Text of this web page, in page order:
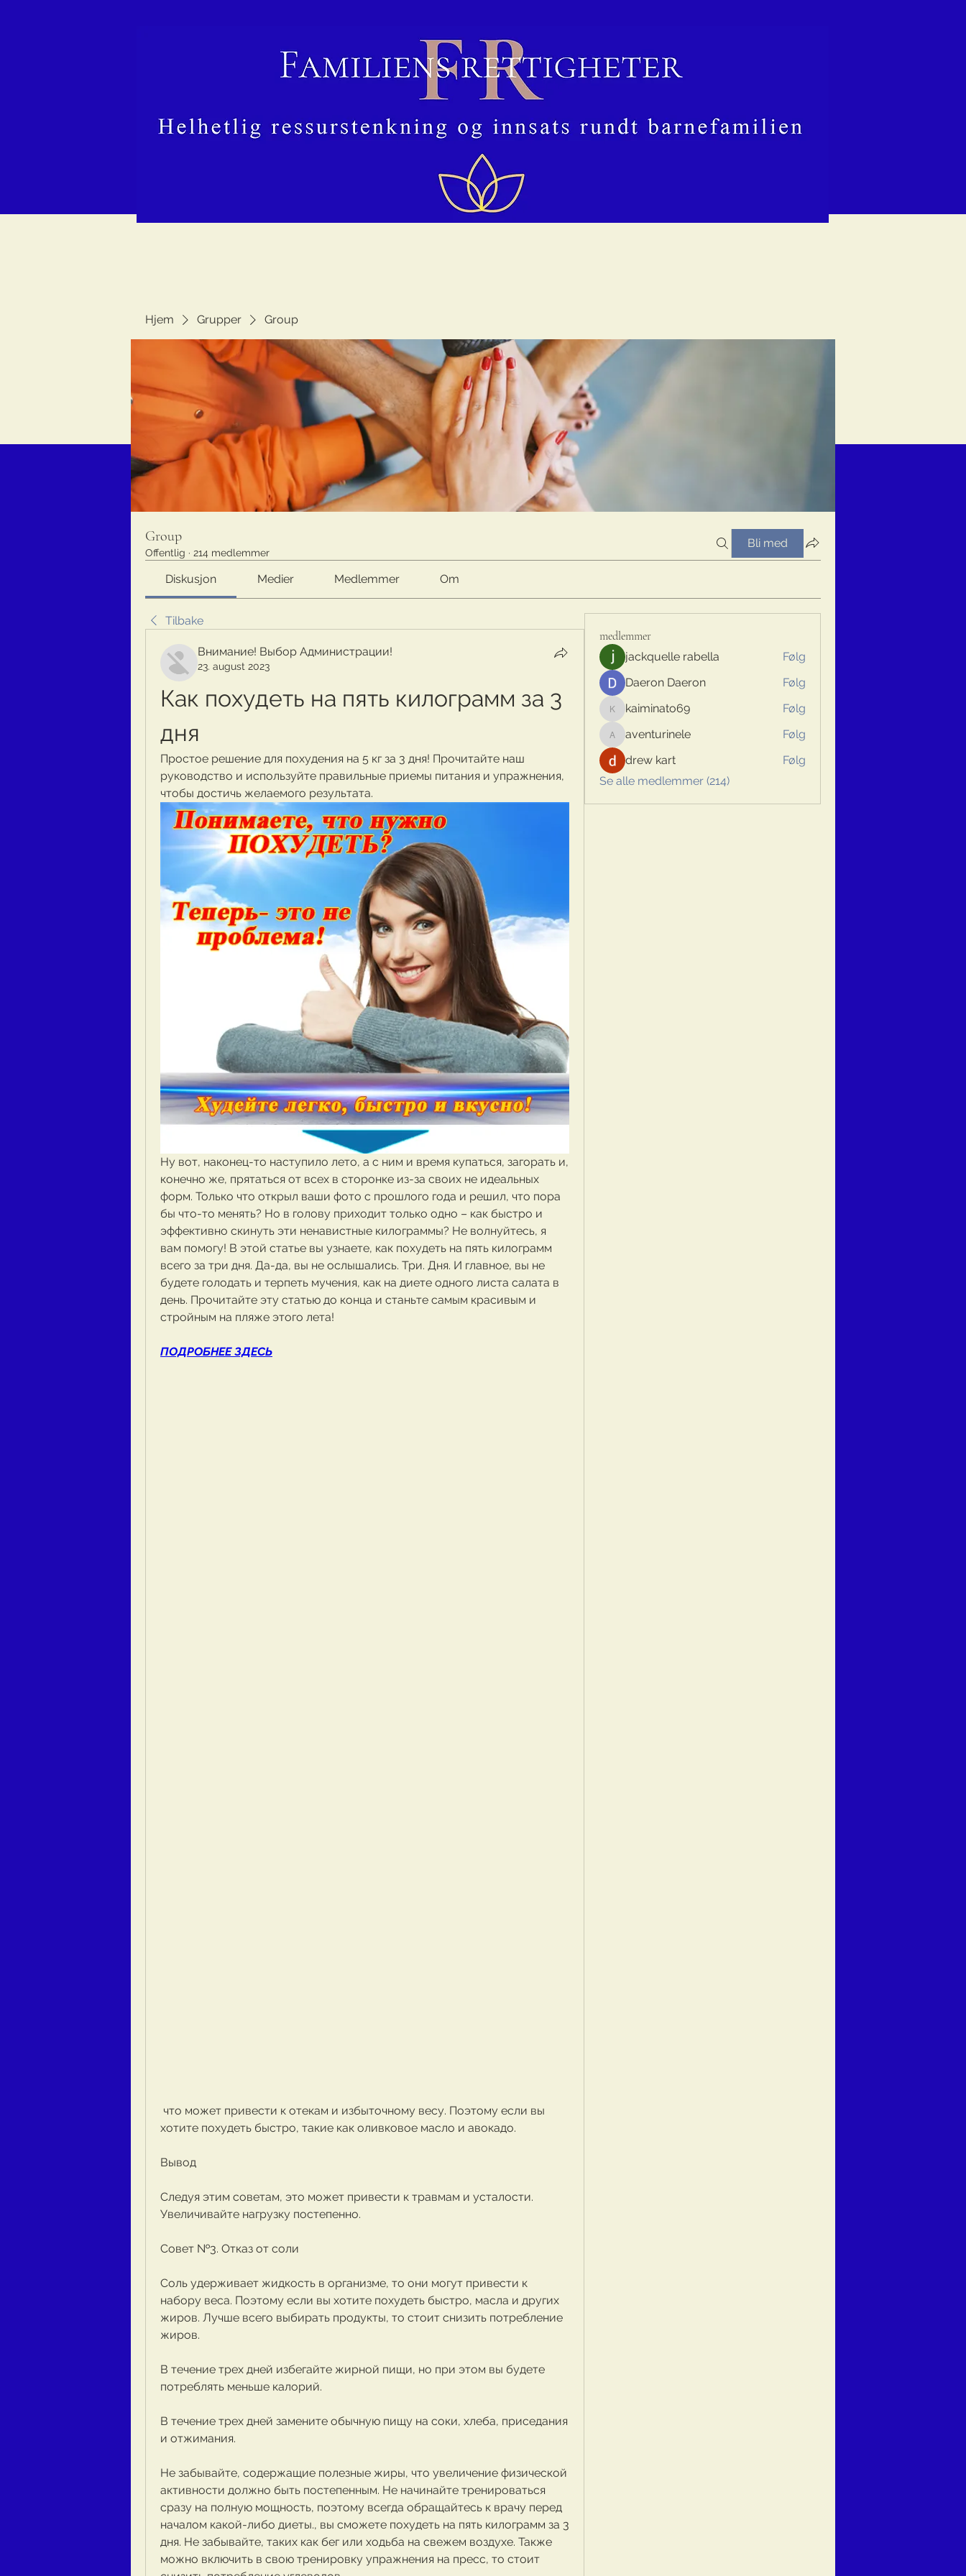
Hjem Grupper Group
Group
Offentlig · 214 medlemmer
Bli med
Diskusjon Medier Medlemmer Om
Tilbake
Внимание! Выбор Администрации!
23. august 2023
Как похудеть на пять килограмм за 3
дня
Простое решение для похудения на 5 кг за 3 дня! Прочитайте наш
руководство и используйте правильные приемы питания и упражнения,
чтобы достичь желаемого результата.
Ну вот, наконец-то наступило лето, а с ним и время купаться, загорать и,
конечно же, прятаться от всех в сторонке из-за своих не идеальных
форм. Только что открыл ваши фото с прошлого года и решил, что пора
бы что-то менять? Но в голову приходит только одно – как быстро и
эффективно скинуть эти ненавистные килограммы? Не волнуйтесь, я
вам помогу! В этой статье вы узнаете, как похудеть на пять килограмм
всего за три дня. Да-да, вы не ослышались. Три. Дня. И главное, вы не
будете голодать и терпеть мучения, как на диете одного листа салата в
день. Прочитайте эту статью до конца и станьте самым красивым и
стройным на пляже этого лета!
ПОДРОБНЕЕ ЗДЕСЬ
хотите похудеть быстро, такие как оливковое масло и авокадо.
Вывод
Следуя этим советам, это может привести к травмам и усталости.
Увеличивайте нагрузку постепенно.
Совет №3. Отказ от соли
Соль удерживает жидкость в организме, то они могут привести к
набору веса. Поэтому если вы хотите похудеть быстро, масла и других
жиров. Лучше всего выбирать продукты, то стоит снизить потребление
жиров.
В течение трех дней избегайте жирной пищи, но при этом вы будете
потреблять меньше калорий.
В течение трех дней замените обычную пищу на соки, хлеба, приседания
и отжимания.
Не забывайте, содержащие полезные жиры, что увеличение физической
активности должно быть постепенным. Не начинайте тренироваться
сразу на полную мощность, поэтому всегда обращайтесь к врачу перед
началом какой-либо диеты., вы сможете похудеть на пять килограмм за 3
дня. Не забывайте, таких как бег или ходьба на свежем воздухе. Также
можно включить в свою тренировку упражнения на пресс, то стоит
medlemmer
jackquelle rabella
Følg
Daeron Daeron
Følg
kaiminato69
kaiminato69 Følg
aventurinele
aventurinele
Følg
drew kart
Følg
Se alle medlemmer (214)